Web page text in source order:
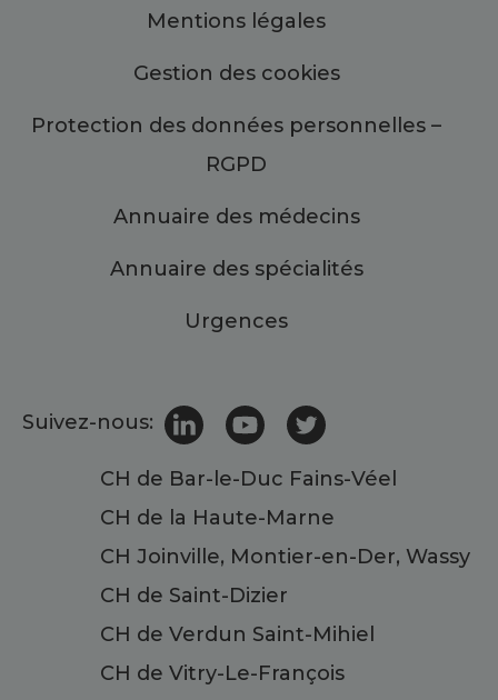
Mentions légales
Gestion des cookies
Protection des données personnelles –
RGPD
Annuaire des médecins
Annuaire des spécialités
Urgences
Suivez-nous:
CH de Bar-le-Duc Fains-Véel
CH de la Haute-Marne
CH Joinville, Montier-en-Der, Wassy
CH de Saint-Dizier
CH de Verdun Saint-Mihiel
CH de Vitry-Le-François